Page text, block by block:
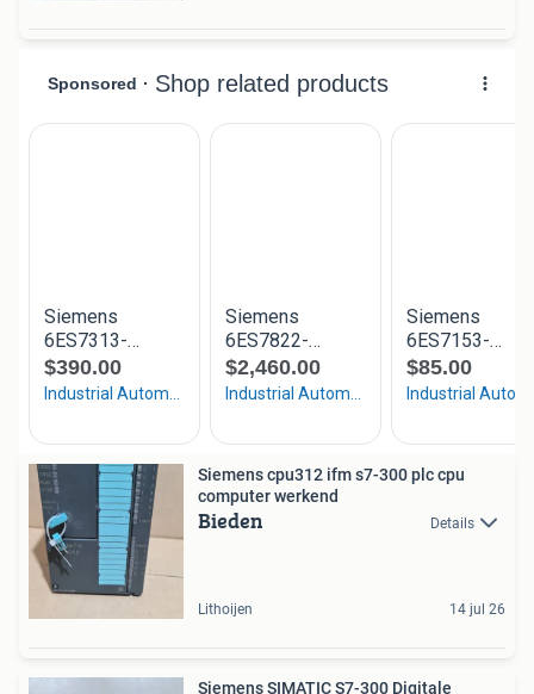
Siemens cpu312 ifm s7-300 plc cpu
computer werkend
Bieden Details
Lithoijen 14 jul 26
Siemens SIMATIC S7-300 Digitale